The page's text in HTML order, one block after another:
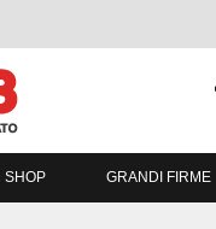
SHOP GRANDI FIRME